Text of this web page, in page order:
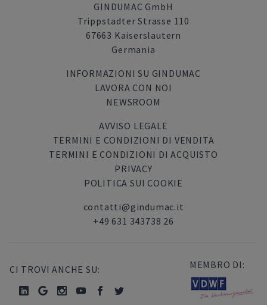
GINDUMAC GmbH
Trippstadter Strasse 110
67663 Kaiserslautern
Germania
INFORMAZIONI SU GINDUMAC
LAVORA CON NOI
NEWSROOM
AVVISO LEGALE
TERMINI E CONDIZIONI DI VENDITA
TERMINI E CONDIZIONI DI ACQUISTO
PRIVACY
POLITICA SUI COOKIE
contatti@gindumac.it
+49 631 343738 26
CI TROVI ANCHE SU: MEMBRO DI: